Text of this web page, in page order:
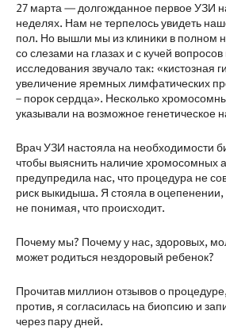
27 марта — долгожданное первое УЗИ
неделях. Нам не терпелось увидеть
пол. Но вышли мы из клиники в полном
со слезами на глазах и с кучей
исследования звучало так: «кистозная
увеличение яремных лимфатических
– порок сердца». Несколько
указывали на возможное генетическое
Врач УЗИ настояла на необходимости
чтобы выяснить наличие хромосомных
предупредила нас, что процедура не
риск выкидыша. Я стояла в оцепенении,
не понимая, что происходит.
Почему мы? Почему у нас, здоровых,
может родиться нездоровый ребенок?
Прочитав миллион отзывов о
против, я согласилась на биопсию и
через пару дней.